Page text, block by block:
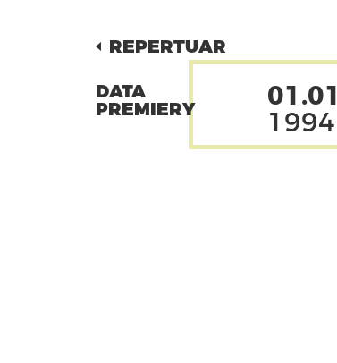
REPERTUAR
DATA
PREMIERY
01.01
1994